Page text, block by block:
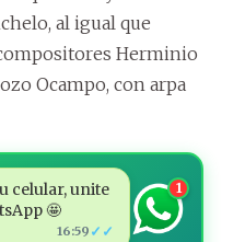
al igual que
Herminio
Ocampo, con arpa
celular, unite
🤩
16:59 ✓✓
1